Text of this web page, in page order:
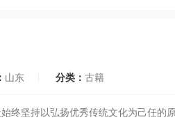
山东 分类： 古籍
终坚持以弘扬优秀传统文化为己任的